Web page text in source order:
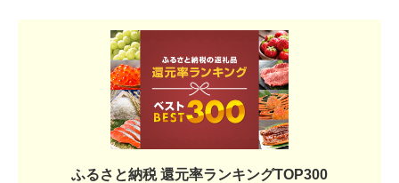
ふるさと納税 還元率ランキングTOP300